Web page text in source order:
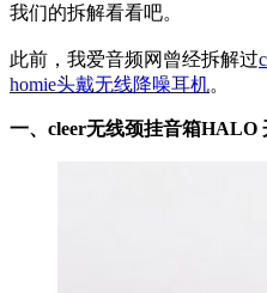
我们的拆解看看吧。
此前，我爱音频网曾经拆解过
homie头戴无线降噪耳机。
一、cleer无线颈挂音箱HALO